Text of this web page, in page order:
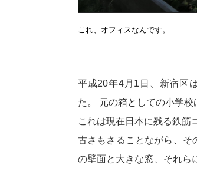
これ、オフィスなんです。
平成20年4月1日、新宿区
た。 元の箱としての小学校
これは現在日本に残る鉄筋
古さもさることながら、
の壁面と大きな窓、それら